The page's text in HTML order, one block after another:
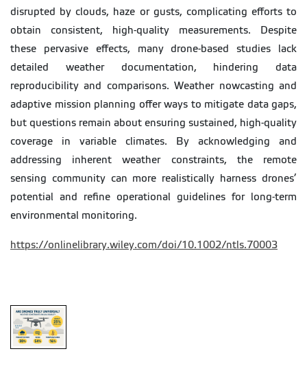
disrupted by clouds, haze or gusts, complicating efforts to
obtain consistent, high-quality measurements. Despite
these pervasive effects, many drone-based studies lack
detailed weather documentation, hindering data
reproducibility and comparisons. Weather nowcasting and
adaptive mission planning offer ways to mitigate data gaps,
but questions remain about ensuring sustained, high-quality
coverage in variable climates. By acknowledging and
addressing inherent weather constraints, the remote
sensing community can more realistically harness drones’
potential and refine operational guidelines for long-term
environmental monitoring.
https://onlinelibrary.wiley.com/doi/10.1002/ntls.70003